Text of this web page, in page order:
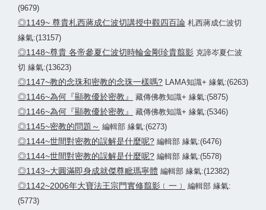
(9679)
◎1149~ 尊貴札西蔣成仁波切講授中觀四百論 札西蔣成仁波切
緣氣:(13157)
◎1148~尊貴 各帝參夏仁波切時輪金剛珍貴翦影 克諦岑夏仁波
切 緣氣:(13623)
◎1147~教的念珠和密教的念珠一樣嗎? LAMA知識+ 緣氣:(6263)
◎1146~為何『顯教優於密教』 藏傳佛教知識+ 緣氣:(5875)
◎1146~為何『顯教優於密教』 藏傳佛教知識+ 緣氣:(5346)
◎1145~密教的問題～ 編輯部 緣氣:(6273)
◎1144~世間對密教的誤解是什麼呢? 編輯部 緣氣:(6476)
◎1144~世間對密教的誤解是什麼呢? 編輯部 緣氣:(5578)
◎1143~大圓滿即身成就傑尊毗瑪寧體 編輯部 緣氣:(12382)
◎1142~2006年大寶法王宗門實修翦影﹝一﹞
編輯部 緣氣:
(5773)